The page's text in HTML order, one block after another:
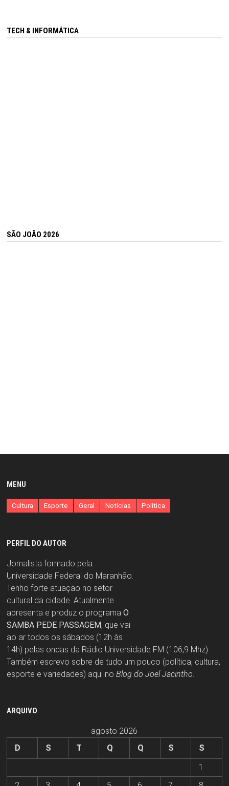
TECH & INFORMÁTICA
SÃO JOÃO 2026
MENU
Cultura Esporte Geral Notícias Política
PERFIL DO AUTOR
Jornalista formado pela
Universidade Federal do Maranhão.
Tenho forte atuação no setor
cultural da cidade. Atualmente
apresenta e produz o programa O
SAMBA PEDE PASSAGEM, que vai
ao ar todos os sábados (12h às
14h) pelas ondas da Rádio Universidade FM (106,9 Mhz).
Também escrevo sobre de tudo um pouco (política, cultura,
esporte e variedades) aqui no Blog do Joel Jacintho.
ARQUIVO
agosto 2026
D
S T Q Q S
S
1